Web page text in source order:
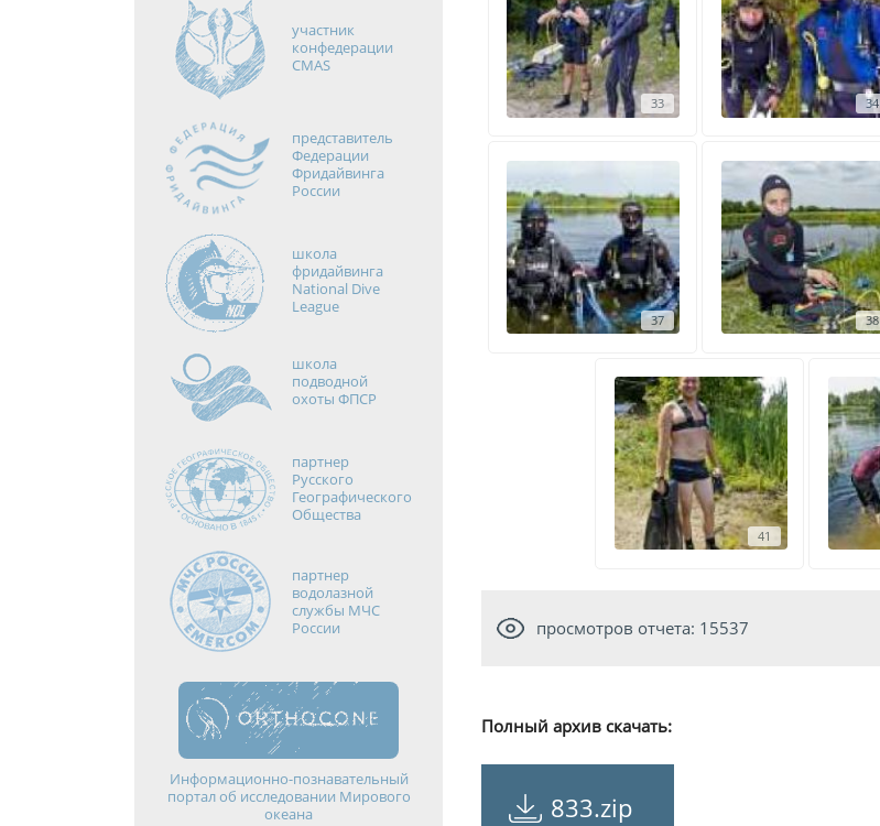
участник
конфедерации
CMAS
представитель
Федерации
Фридайвинга
России
школа
фридайвинга
National Dive
League
школа
подводной
охоты ФПСР
партнер
Русского
Географического
Общества
партнер
водолазной
службы МЧС
России
Информационно-познавательный
портал об исследовании Мирового
океана
33 34
37 38
41
просмотров отчета: 15537
Полный архив скачать:
833.zip